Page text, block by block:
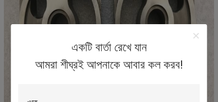
একটি বার্তা রেখে যান
আমরা শীঘ্রই আপনাকে আবার কল করব!